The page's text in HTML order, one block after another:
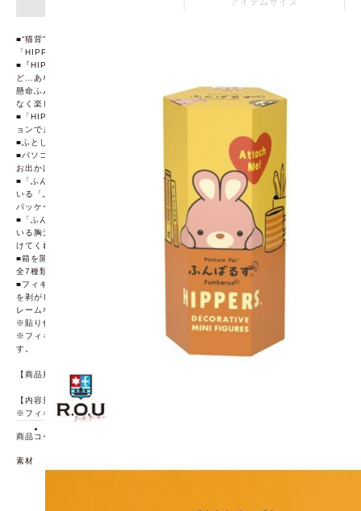
■“猫背”なあなたを支えるぬいぐるみ「ふんばるず」がデコレーションフィギュア
「HIPPERS」に変身 !
■『HIPPERS ふんばるず』では、スマートフォンやノートパソコン、小物入れな
ど…あなたのお気に入りのアイテムを可愛くデコレーションしてくれます ! 一生
懸命ふんばって、つぶらな瞳で見つめてくる彼らの姿をどこから見ても余すこと
なく楽しんでいただけます。
■「HIPPERS」は、日常のさまざまなアイテムに貼りつけて、可愛くデコレーシ
ョンできるフィギュアです。
■ふとした時に目に入る、愛らしいおしりが特徴的な後ろ姿も人気の理由です。
■パソコンやスマートフォン、小物入れなどさまざまな物に取り付け可能。会社や
お出かけ先でも、いつでもどこでもお気に入りのふんばるずと一緒
■「ふんばるず」ならではのこだわりが、ぎゅっと詰まったアイテム。同梱されて
いる「ふんばるず」のパッケージデザインの台座に乗せることで、まるで本物の
パッケージによじ登っているように可愛らしく飾ることもできます。
■「ふんばるず」の特徴でもある “猫背”なあなたを支えるこころがデザインされて
いる胸元も、後ろから見えるキュートな丸いおしりも、きっとあなたに癒しを届
けてくれるでしょう。
■箱を開けるまでどのフィギュアが出るか分からない、ブラインドボックス仕様。
全7種類(6種類 + シークレット1種類)のラインナップ。
■フィギュアのお腹部分は、貼り剥がし可能な吸着シートがついています。剥離紙
を剥がし、パソコンやスマートフォンなどのモバイル機器、ペン立てやフォトフ
レームなどのデスク周りの小物に取り付けることができます。
※貼り付ける面の材質や状態によって、接着力が低下する場合があります。
※フィギュアに付いている吸着シートは、水で濡らすことで何度でも使用可能で
す。
【商品規格】パッケージサイズ：W50×Ｈ102×D45mm
【内容量】20g
※フィギュア1個あたりの商品規格
商品コード
素材
■商品素材：ATBC-PVC、パッケージ素材：Paper・PP